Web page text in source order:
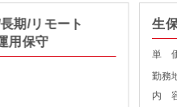
期/リモート
用保守
生
単
勤務
内